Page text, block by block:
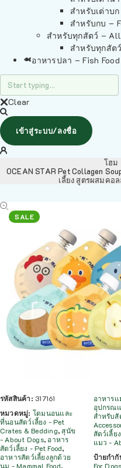
สำหรับเต่าบ
สำหรับกบ –
สำหรับทุกสัตว์ –
สำหรับทุกสัต
อาหารปลา – Fish Food
Clear
เข้าสู่ระบบ/ลงชื่อ
โฮม
OCEAN STAR Pet Collagen
เลี้ยง สูตรผสมคอล
SALE
รหัสสินค้า: 317161
หมวดหมู่: โดมนอนและ
ที่นอนสัตว์เลี้ยง - Pet
Crates & Bedding,สุนัข
- About Dogs, อาหาร
สัตว์เลี้ยง - Pet Food,
อาหารสัตว์เลี้ยงลูกด้วย
นม - Mammal Food,
อาหารแ
อุปกรณ
สำหรับสั
สัตว์เลี้ย
แมว -
ป้ายกำ
For Dogs